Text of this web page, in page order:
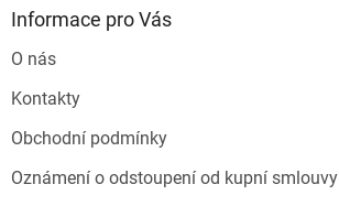
Informace pro Vás
O nás
Kontakty
Obchodní podmínky
Oznámení o odstoupení od kupní smlouvy